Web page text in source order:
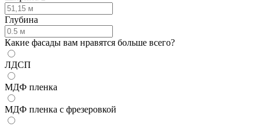
Глубина
Какие фасады вам нравятся больше всего?
ЛДСП
МДФ пленка
МДФ пленка с фрезеровкой